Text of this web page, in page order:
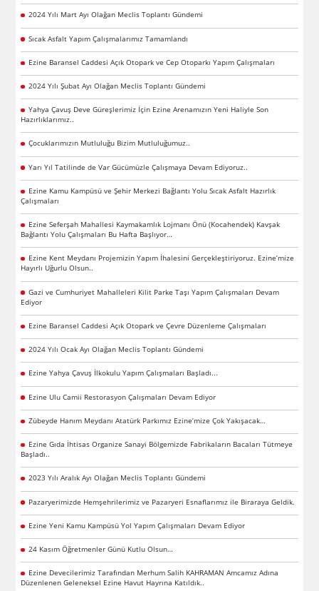
2024 Yılı Mart Ayı Olağan Meclis Toplantı Gündemi
Sıcak Asfalt Yapım Çalışmalarımız Tamamlandı
Ezine Baransel Caddesi Açık Otopark ve Cep Otoparkı Yapım Çalışmaları
2024 Yılı Şubat Ayı Olağan Meclis Toplantı Gündemi
Yahya Çavuş Deve Güreşlerimiz İçin Ezine Arenamızın Yeni Haliyle Son
Hazırlıklarımız..
Çocuklarımızın Mutluluğu Bizim Mutluluğumuz..
Yarı Yıl Tatilinde de Var Gücümüzle Çalışmaya Devam Ediyoruz..
Ezine Kamu Kampüsü ve Şehir Merkezi Bağlantı Yolu Sıcak Asfalt Hazırlık
Çalışmaları
Ezine Seferşah Mahallesi Kaymakamlık Lojmanı Önü (Kocahendek) Kavşak
Bağlantı Yolu Çalışmaları Bu Hafta Başlıyor…
Ezine Kent Meydanı Projemizin Yapım İhalesini Gerçekleştiriyoruz. Ezine’mize
Hayırlı Uğurlu Olsun..
Gazi ve Cumhuriyet Mahalleleri Kilit Parke Taşı Yapım Çalışmaları Devam
Ediyor
Ezine Baransel Caddesi Açık Otopark ve Çevre Düzenleme Çalışmaları
2024 Yılı Ocak Ayı Olağan Meclis Toplantı Gündemi
Ezine Yahya Çavuş İlkokulu Yapım Çalışmaları Başladı...
Ezine Ulu Camii Restorasyon Çalışmaları Devam Ediyor
Zübeyde Hanım Meydanı Atatürk Parkımız Ezine’mize Çok Yakışacak…
Ezine Gıda İhtisas Organize Sanayi Bölgemizde Fabrikaların Bacaları Tütmeye
Başladı..
2023 Yılı Aralık Ayı Olağan Meclis Toplantı Gündemi
Pazaryerimizde Hemşehrilerimiz ve Pazaryeri Esnaflarımız ile Biraraya Geldik.
Ezine Yeni Kamu Kampüsü Yol Yapım Çalışmaları Devam Ediyor
24 Kasım Öğretmenler Günü Kutlu Olsun…
Ezine Devecilerimiz Tarafından Merhum Salih KAHRAMAN Amcamız Adına
Düzenlenen Geleneksel Ezine Havut Hayrına Katıldık..